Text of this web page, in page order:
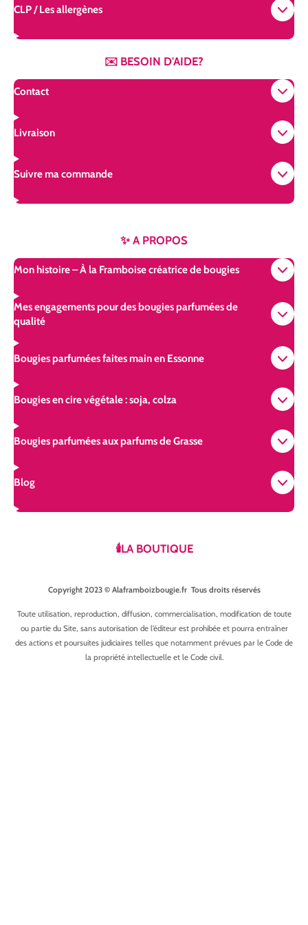
CLP / Les allergènes
✉️ BESOIN D'AIDE?
Contact
Livraison
Suivre ma commande
✨ A PROPOS
Mon histoire – À la Framboise créatrice de bougies
Mes engagements pour des bougies parfumées de
qualité
Bougies parfumées faites main en Essonne
Bougies en cire végétale : soja, colza
Bougies parfumées aux parfums de Grasse
Blog
🕯️LA BOUTIQUE
Copyright 2023 © Alaframboizbougie.fr Tous droits réservés
Toute utilisation, reproduction, diffusion, commercialisation, modification de toute
ou partie du Site, sans autorisation de l’éditeur est prohibée et pourra entraîner
des actions et poursuites judiciaires telles que notamment prévues par le Code de
la propriété intellectuelle et le Code civil.